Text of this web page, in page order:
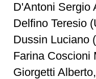
D'Antoni Sergio
Delfino Teresio
Dussin Luciano
Farina Coscioni
Giorgetti